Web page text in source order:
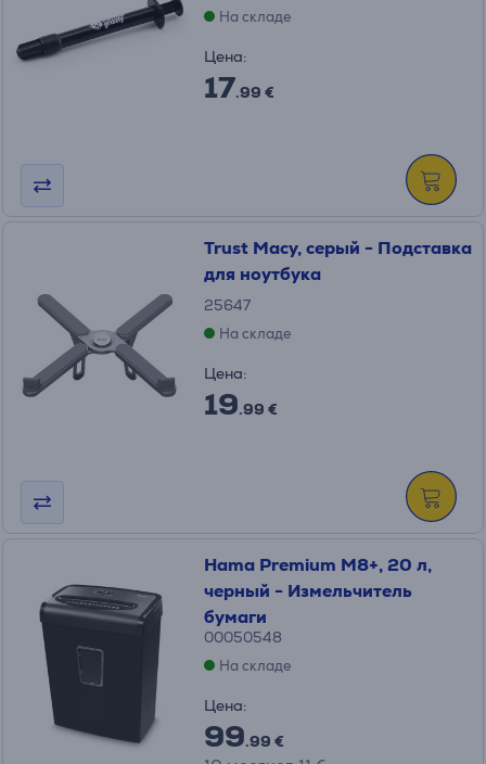
На складе
Цена:
17.99 €
Trust Macy, серый - Подставка
для ноутбука
25647
На складе
Цена:
19.99 €
Hama Premium M8+, 20 л,
черный - Измельчитель
бумаги
00050548
На складе
Цена:
99.99 €